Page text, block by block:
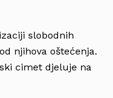
slobodnih
njihova oštećenja.
cimet djeluje na